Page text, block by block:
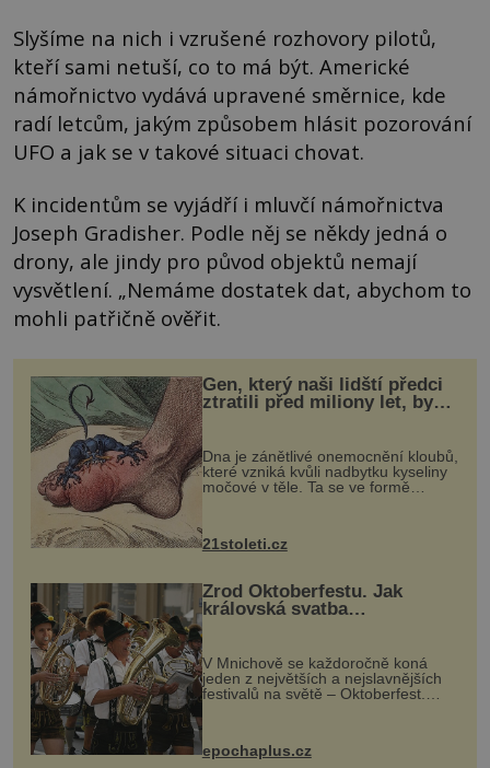
Slyšíme na nich i vzrušené rozhovory pilotů,
kteří sami netuší, co to má být. Americké
námořnictvo vydává upravené směrnice, kde
radí letcům, jakým způsobem hlásit pozorování
UFO a jak se v takové situaci chovat.
K incidentům se vyjádří i mluvčí námořnictva
Joseph Gradisher. Podle něj se někdy jedná o
drony, ale jindy pro původ objektů nemají
vysvětlení. „Nemáme dostatek dat, abychom to
mohli patřičně ověřit.
Gen, který naši lidští předci
ztratili před miliony let, by
mohl pomoci s léčbou
„nemoci králů“
Dna je zánětlivé onemocnění kloubů,
které vzniká kvůli nadbytku kyseliny
močové v těle. Ta se ve formě
nohou, a způsobuje bole...
21stoleti.cz
Zrod Oktoberfestu. Jak
královská svatba
odstartovala největší pivní
festival světa
V Mnichově se každoročně koná
jeden z největších a nejslavnějších
festivalů na světě – Oktoberfest.
návštěvníků, kteří si vychutnávají
kultur...
epochaplus.cz